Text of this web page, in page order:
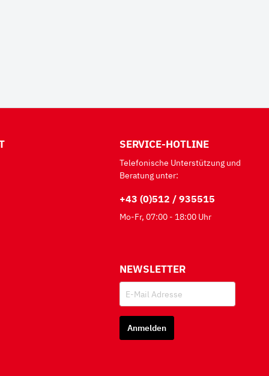
SERVICE-HOTLINE
Telefonische Unterstützung und
Beratung unter:
+43 (0)512 / 935515
Mo-Fr, 07:00 - 18:00 Uhr
NEWSLETTER
Anmelden